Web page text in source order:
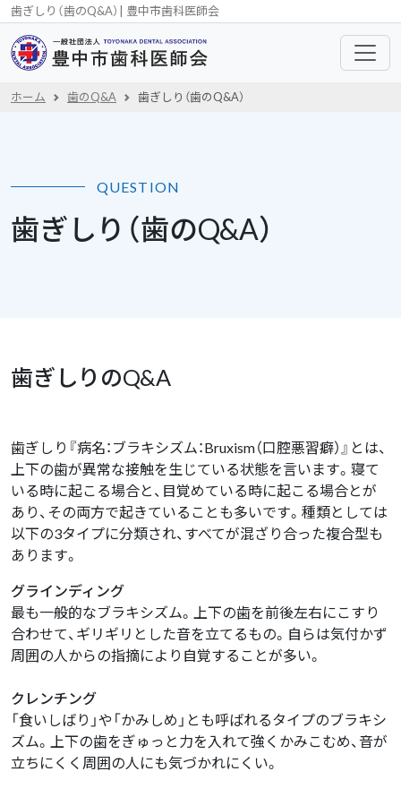
歯ぎしり（歯のQ&A）| 豊中市歯科医師会
ホーム 歯のQ&A 歯ぎしり（歯のQ&A）
QUESTION
歯ぎしり（歯のQ&A）
歯ぎしりのQ&A
歯ぎしり『病名：ブラキシズム：Bruxism（口腔悪習癖）』とは、
上下の歯が異常な接触を生じている状態を言います。寝て
いる時に起こる場合と、目覚めている時に起こる場合とが
あり、その両方で起きていることも多いです。種類としては
以下の3タイプに分類され、すべてが混ざり合った複合型も
あります。
グラインディング
最も一般的なブラキシズム。上下の歯を前後左右にこすり
合わせて、ギリギリとした音を立てるもの。自らは気付かず
周囲の人からの指摘により自覚することが多い。
クレンチング
「食いしばり」や「かみしめ」とも呼ばれるタイプのブラキシ
ズム。上下の歯をぎゅっと力を入れて強くかみこむめ、音が
立ちにくく周囲の人にも気づかれにくい。